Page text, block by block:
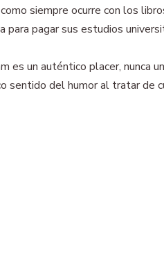
siempre ocurre con los
pagar sus estudios
es un auténtico placer, nunca
sentido del humor al tratar de